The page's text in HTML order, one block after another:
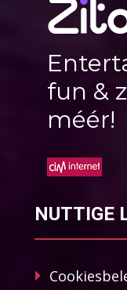
fun &
méér!
NUTTIGE